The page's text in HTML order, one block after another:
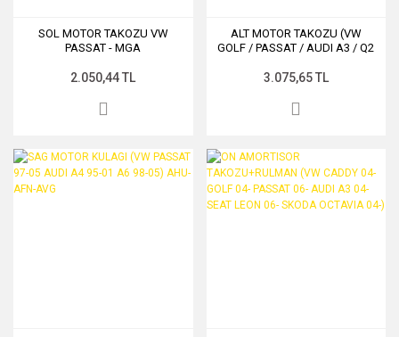
SOL MOTOR TAKOZU VW
PASSAT - MGA
2.050,44 TL
ALT MOTOR TAKOZU (VW
GOLF / PASSAT / AUDI A3 / Q2
OCTAVIA)
3.075,65 TL